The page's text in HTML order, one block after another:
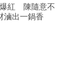
爆紅 陳隨意不
滷出一鍋香